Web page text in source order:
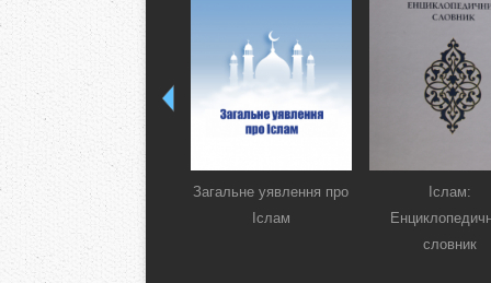
Загальне уявлення про
Іслам
Іслам:
словник